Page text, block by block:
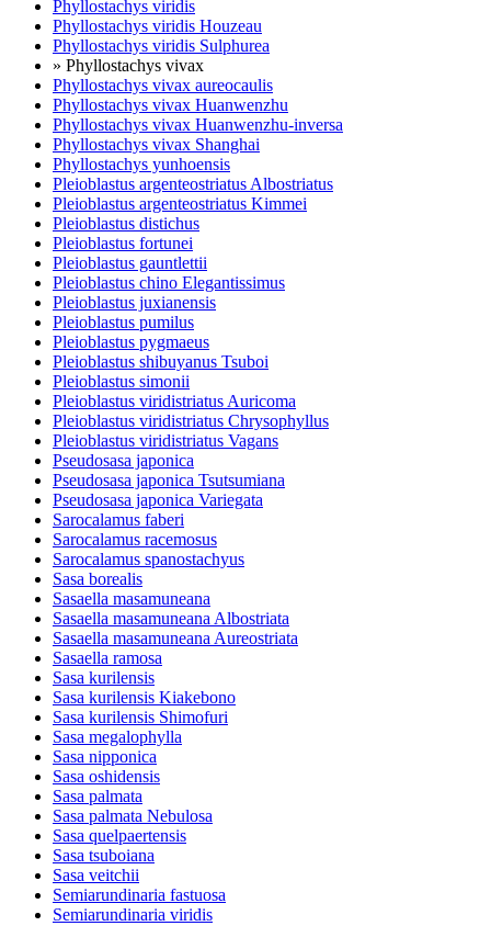
Phyllostachys viridis
Phyllostachys viridis Houzeau
Phyllostachys viridis Sulphurea
» Phyllostachys vivax
Phyllostachys vivax aureocaulis
Phyllostachys vivax Huanwenzhu
Phyllostachys vivax Huanwenzhu-inversa
Phyllostachys vivax Shanghai
Phyllostachys yunhoensis
Pleioblastus argenteostriatus Albostriatus
Pleioblastus argenteostriatus Kimmei
Pleioblastus distichus
Pleioblastus fortunei
Pleioblastus gauntlettii
Pleioblastus chino Elegantissimus
Pleioblastus juxianensis
Pleioblastus pumilus
Pleioblastus pygmaeus
Pleioblastus shibuyanus Tsuboi
Pleioblastus simonii
Pleioblastus viridistriatus Auricoma
Pleioblastus viridistriatus Chrysophyllus
Pleioblastus viridistriatus Vagans
Pseudosasa japonica
Pseudosasa japonica Tsutsumiana
Pseudosasa japonica Variegata
Sarocalamus faberi
Sarocalamus racemosus
Sarocalamus spanostachyus
Sasa borealis
Sasaella masamuneana
Sasaella masamuneana Albostriata
Sasaella masamuneana Aureostriata
Sasaella ramosa
Sasa kurilensis
Sasa kurilensis Kiakebono
Sasa kurilensis Shimofuri
Sasa megalophylla
Sasa nipponica
Sasa oshidensis
Sasa palmata
Sasa palmata Nebulosa
Sasa quelpaertensis
Sasa tsuboiana
Sasa veitchii
Semiarundinaria fastuosa
Semiarundinaria viridis